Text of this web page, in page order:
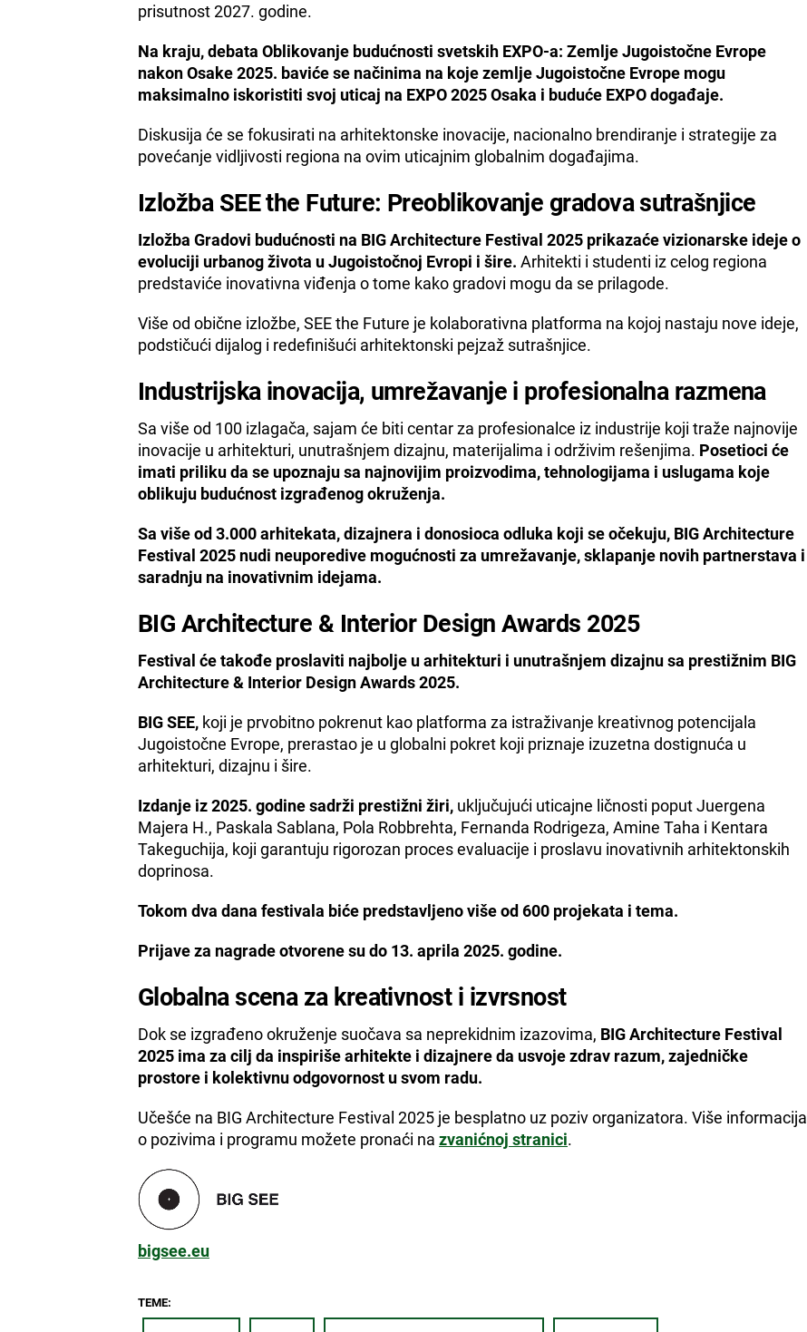
prisutnost 2027. godine.
Na kraju, debata Oblikovanje budućnosti svetskih EXPO-a: Zemlje Jugoistočne Evrope
nakon Osake 2025. baviće se načinima na koje zemlje Jugoistočne Evrope mogu
maksimalno iskoristiti svoj uticaj na EXPO 2025 Osaka i buduće EXPO događaje.
Diskusija će se fokusirati na arhitektonske inovacije, nacionalno brendiranje i strategije za
povećanje vidljivosti regiona na ovim uticajnim globalnim događajima.
Izložba SEE the Future: Preoblikovanje gradova sutrašnjice
Izložba Gradovi budućnosti na BIG Architecture Festival 2025 prikazaće vizionarske ideje o
evoluciji urbanog života u Jugoistočnoj Evropi i šire. Arhitekti i studenti iz celog regiona
predstaviće inovativna viđenja o tome kako gradovi mogu da se prilagode.
Više od obične izložbe, SEE the Future je kolaborativna platforma na kojoj nastaju nove ideje,
podstičući dijalog i redefinišući arhitektonski pejzaž sutrašnjice.
Industrijska inovacija, umrežavanje i profesionalna razmena
Sa više od 100 izlagača, sajam će biti centar za profesionalce iz industrije koji traže najnovije
inovacije u arhitekturi, unutrašnjem dizajnu, materijalima i održivim rešenjima. Posetioci će
imati priliku da se upoznaju sa najnovijim proizvodima, tehnologijama i uslugama koje
oblikuju budućnost izgrađenog okruženja.
Sa više od 3.000 arhitekata, dizajnera i donosioca odluka koji se očekuju, BIG Architecture
Festival 2025 nudi neuporedive mogućnosti za umrežavanje, sklapanje novih partnerstava i
saradnju na inovativnim idejama.
BIG Architecture & Interior Design Awards 2025
Festival će takođe proslaviti najbolje u arhitekturi i unutrašnjem dizajnu sa prestižnim BIG
Architecture & Interior Design Awards 2025.
BIG SEE, koji je prvobitno pokrenut kao platforma za istraživanje kreativnog potencijala
Jugoistočne Evrope, prerastao je u globalni pokret koji priznaje izuzetna dostignuća u
arhitekturi, dizajnu i šire.
Izdanje iz 2025. godine sadrži prestižni žiri, uključujući uticajne ličnosti poput Juergena
Majera H., Paskala Sablana, Pola Robbrehta, Fernanda Rodrigeza, Amine Taha i Kentara
Takeguchija, koji garantuju rigorozan proces evaluacije i proslavu inovativnih arhitektonskih
doprinosa.
Tokom dva dana festivala biće predstavljeno više od 600 projekata i tema.
Prijave za nagrade otvorene su do 13. aprila 2025. godine.
Globalna scena za kreativnost i izvrsnost
Dok se izgrađeno okruženje suočava sa neprekidnim izazovima, BIG Architecture Festival
2025 ima za cilj da inspiriše arhitekte i dizajnere da usvoje zdrav razum, zajedničke
prostore i kolektivnu odgovornost u svom radu.
Učešće na BIG Architecture Festival 2025 je besplatno uz poziv organizatora. Više informacija
o pozivima i programu možete pronaći na zvanićnoj stranici.
bigsee.eu
TEME: